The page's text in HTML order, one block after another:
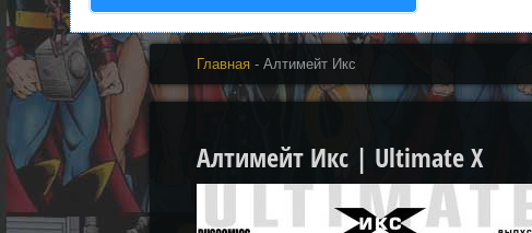
Главная- Алтимейт Икс
Алтимейт Икс | Ultimate X